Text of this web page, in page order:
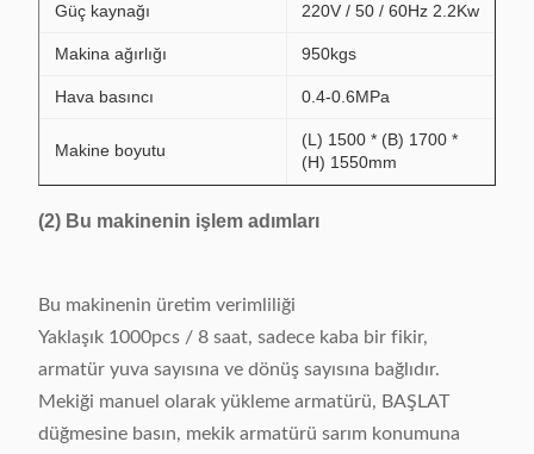
Güç kaynağı 220V / 50 / 60Hz 2.2Kw
Makina ağırlığı 950kgs
Hava basıncı 0.4-0.6MPa
Makine boyutu
(L) 1500 * (B) 1700 *
(H) 1550mm
(2) Bu makinenin işlem adımları
Bu makinenin üretim verimliliği
Yaklaşık 1000pcs / 8 saat, sadece kaba bir fikir,
armatür yuva sayısına ve dönüş sayısına bağlıdır.
Mekiği manuel olarak yükleme armatürü, BAŞLAT
düğmesine basın, mekik armatürü sarım konumuna